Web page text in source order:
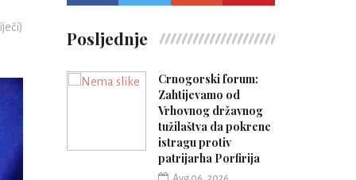
Posljednje
Crnogorski forum:
Zahtijevamo od
Vrhovnog državnog
tužilaštva da pokrene
istragu protiv
patrijarha Porfirija